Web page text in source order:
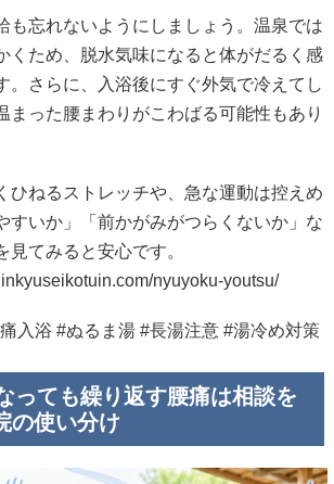
も忘れないようにしましょう。温泉では
くため、脱水気味になると体がだるく感
。さらに、入浴後にすぐ外気で冷えてし
まった腰まわりがこわばる可能性もあり
ひねるストレッチや、急な運動は控えめ
すいか」「前かがみがつらくないか」な
見てみると安心です。
nyuyoku-youtsu/
入浴 #ぬるま湯 #長湯注意 #湯冷め対策
っても繰り返す腰痛は相談を
の使い分け